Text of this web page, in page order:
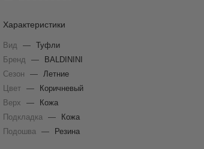
Характеристики
Вид — Туфли
Бренд
—
BALDININI
Сезон
— Летние
Цвет —
Коричневый
Верх
—
Кожа
Подкладка —
Кожа
Подошва — Резина